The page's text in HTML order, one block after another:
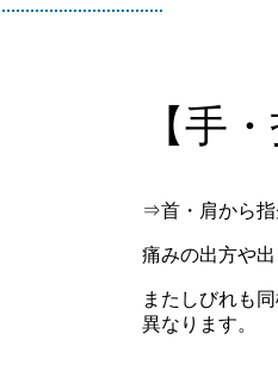
【手
⇒首・肩から指
痛みの出方や
またしびれも
異なります。